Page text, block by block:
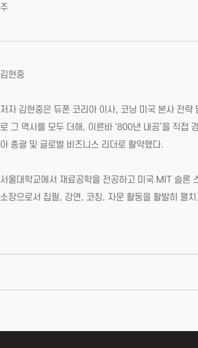
주
김현중
저자 김현중은 듀폰 코리아 이사, 코닝 미국 본사 전
로 그 역사를 모두 더해, 이른바 ‘800년 내공’을 직접
아 총괄 및 글로벌 비즈니스 리더로 활약했다.
서울대학교에서 재료공학을 전공하고 미국 MIT 슬론
소장으로서 집필, 강연, 코칭, 자문 활동을 활발히 펼